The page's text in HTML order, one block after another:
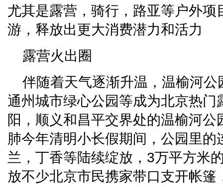
尤其是露营，骑行，路亚等户外项
游，释放出更大消费潜力和活力
露营火出圈
伴随着天气逐渐升温，温榆河
通州城市绿心公园等成为北京热门
阳，顺义和昌平交界处的温榆河
肺今年清明小长假期间，公园里的
兰，丁香等陆续绽放，3万平方米
放不少北京市民携家带口支开帐篷